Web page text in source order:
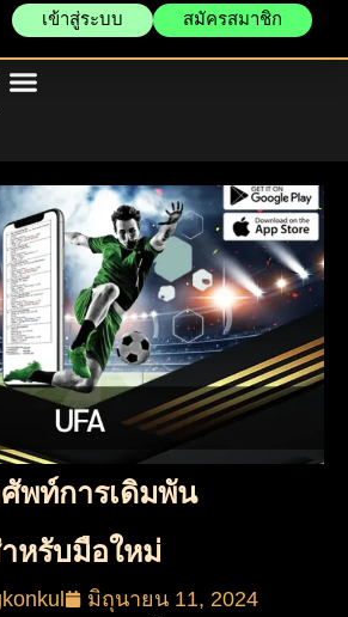
สมัครสมาชิก
เข้าสู่ระบบ
พท์การเดิมพัน
หรับมือใหม่
มิถุนายน 11, 2024